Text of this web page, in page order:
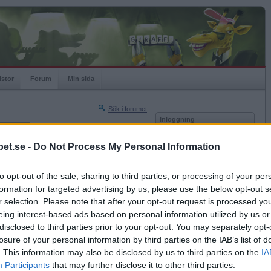
- Do Not Process My Personal Information
opt-out of the sale, sharing to third parties, or processing of your
for targeted advertising by us, please use the below opt-out
selection. Please note that after your opt-out request is processed
interest-based ads based on personal information utilized by us
to third parties prior to your opt-out. You may separately
of your personal information by third parties on the IAB’s list of
This information may also be disclosed by us to third parties on the
Participants that may further disclose it to other third parties.
Forum Min sida
Sök i forumet
Nästa sida »
2021-10-14 13:28
Inloggning
Kom ihåg mig
Glömt ditt lösenord?
Få ny aktiveringslänk
Betapet är gratis!